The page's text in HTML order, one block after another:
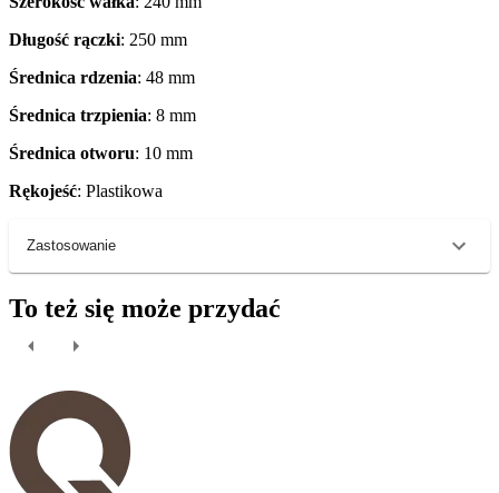
Długość rączki: 250 mm
Średnica rdzenia: 48 mm
Średnica trzpienia: 8 mm
Średnica otworu: 10 mm
Rękojeść: Plastikowa
Zastosowanie
To też się może przydać